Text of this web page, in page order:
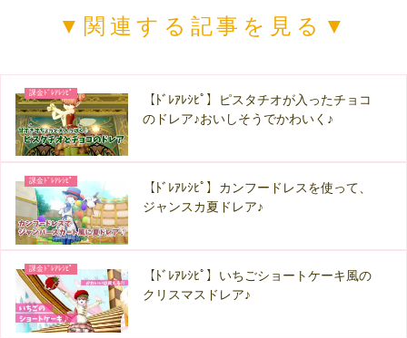
▼関連する記事を見る▼
課金ﾄﾞﾚｱﾚｼﾋﾟ
【ﾄﾞﾚｱﾚｼﾋﾟ】ピスタチオが入ったチョコ
のドレア♪おいしそうでかわいく♪
課金ﾄﾞﾚｱﾚｼﾋﾟ
【ﾄﾞﾚｱﾚｼﾋﾟ】カンフードレスを使って、
ジャンスカ夏ドレア♪
課金ﾄﾞﾚｱﾚｼﾋﾟ
【ﾄﾞﾚｱﾚｼﾋﾟ】いちごショートケーキ風の
クリスマスドレア♪